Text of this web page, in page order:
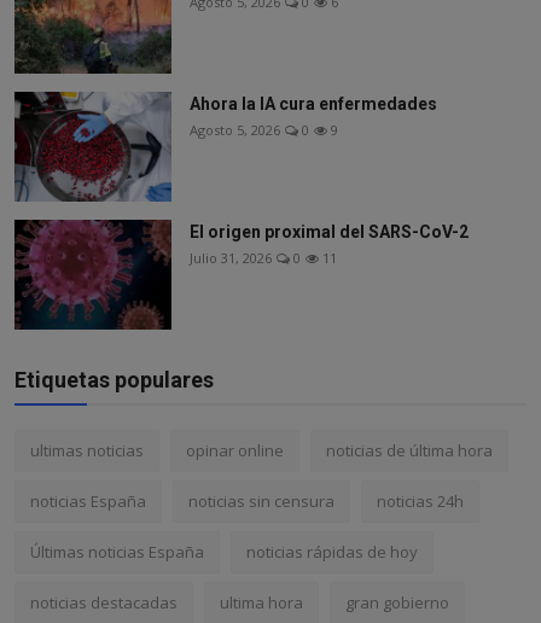
Ahora la IA cura enfermedades
Agosto 5, 2026 0 9
El origen proximal del SARS-CoV-2
Julio 31, 2026 0 11
Etiquetas populares
ultimas noticias opinar online noticias de última hora
noticias España noticias sin censura noticias 24h
Últimas noticias España noticias rápidas de hoy
noticias destacadas ultima hora gran gobierno